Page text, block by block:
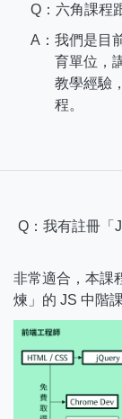
Q：六角課程
A： 我們是目
育單位，
教學經驗
程。
Q：我有註冊「
非常適合，本課
煉」的 JS 中階課